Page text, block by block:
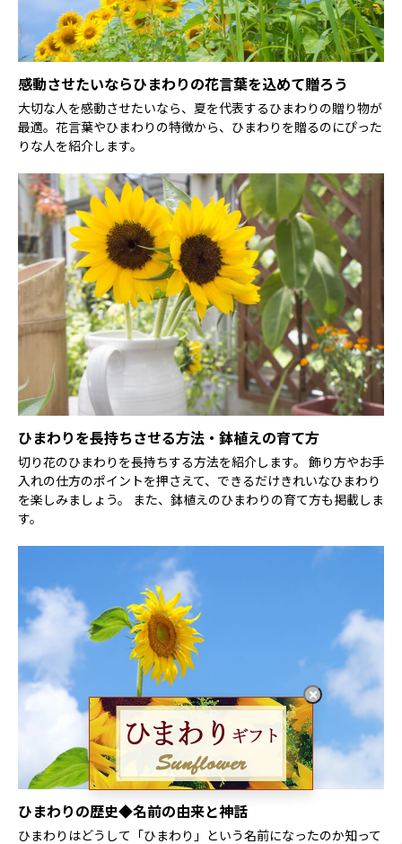
感動させたいならひまわりの花言葉を込めて贈ろう
大切な人を感動させたいなら、夏を代表するひまわりの贈り物が
最適。花言葉やひまわりの特徴から、ひまわりを贈るのにぴった
りな人を紹介します。
ひまわりを長持ちさせる方法・鉢植えの育て方
切り花のひまわりを長持ちする方法を紹介します。 飾り方やお手
入れの仕方のポイントを押さえて、できるだけきれいなひまわり
を楽しみましょう。 また、鉢植えのひまわりの育て方も掲載しま
す。
ひまわりの歴史◆名前の由来と神話
ひまわりはどうして「ひまわり」という名前になったのか知って